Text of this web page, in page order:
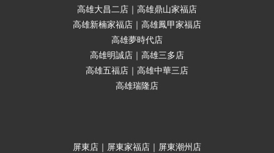
高雄大昌二店｜高雄鼎山家福店
高雄新楠家福店｜高雄鳳甲家福店
高雄夢時代店
高雄明誠店｜高雄三多店
高雄五福店｜高雄中華三店
高雄瑞隆店
屏東店｜屏東家福店｜屏東潮州店